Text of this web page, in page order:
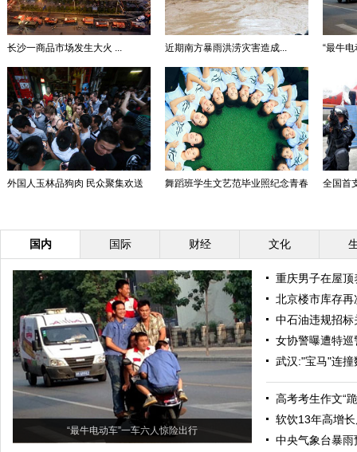
长沙一商品市场发生大火 ... 近期南方暴雨洪涝灾害造成... “最牛
外国人玉林品狗肉 民众聚集欢送 舞蹈班学生文艺范毕业照纪念青春 全国首
国内 国际 财经 文化
“最牛电动车”一车六人惊险出行
重庆男子在屋
北京楼市库存
中石油违规招
女协警曝遭特
武汉:"宝马"连
高考考生作文“
软饮13年高增
中央气象台暴